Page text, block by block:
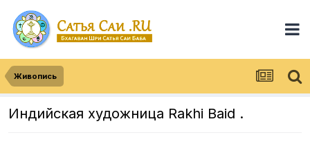
Живопись
Индийская художница Rakhi Baid .